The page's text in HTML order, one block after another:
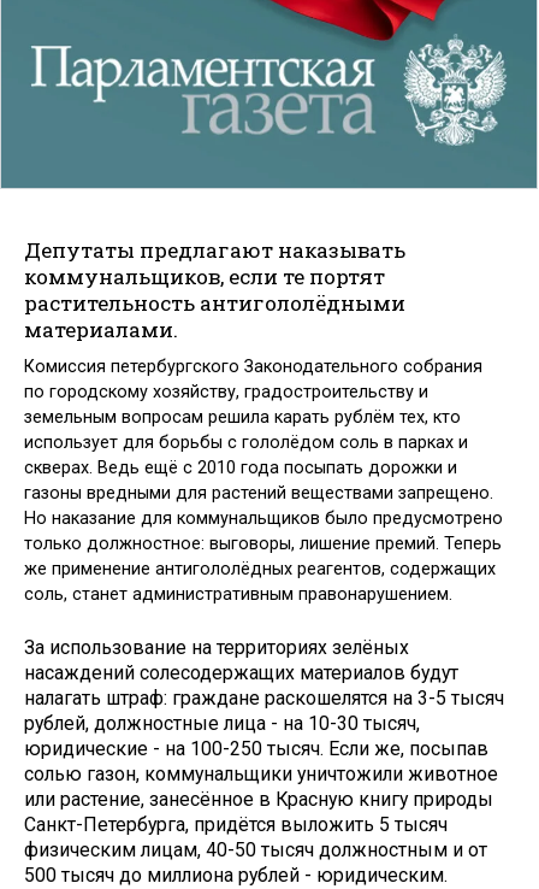
Депутаты предлагают наказывать
коммунальщиков, если те портят
растительность антигололёдными
материалами.
Комиссия петербургского Законодательного собрания
по городскому хозяйству, градостроительству и
земельным вопросам решила карать рублём тех, кто
использует для борьбы с гололёдом соль в парках и
скверах. Ведь ещё с 2010 года посыпать дорожки и
газоны вредными для растений веществами запрещено.
Но наказание для коммунальщиков было предусмотрено
только должностное: выговоры, лишение премий. Теперь
же применение антигололёдных реагентов, содержащих
соль, станет административным правонарушением.
За использование на территориях зелёных
насаждений солесодержащих материалов будут
налагать штраф: граждане раскошелятся на 3-5 тысяч
рублей, должностные лица - на 10-30 тысяч,
юридические - на 100-250 тысяч. Если же, посыпав
солью газон, коммунальщики уничтожили животное
или растение, занесённое в Красную книгу природы
Санкт-Петербурга, придётся выложить 5 тысяч
физическим лицам, 40-50 тысяч должностным и от
500 тысяч до миллиона руб­лей - юридическим.